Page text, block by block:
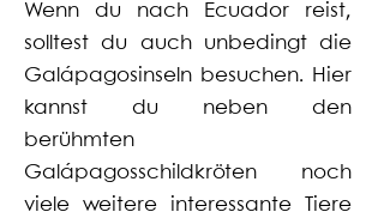
Wenn du nach Ecuador reist,
solltest du auch unbedingt die
Galápagosinseln besuchen. Hier
kannst du neben den
berühmten
Galápagosschildkröten noch
viele weitere interessante Tiere